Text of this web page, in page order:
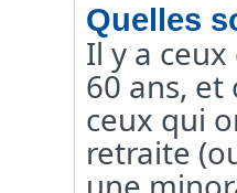
Quelles
Il y a
60 ans,
ceux qui
retraite